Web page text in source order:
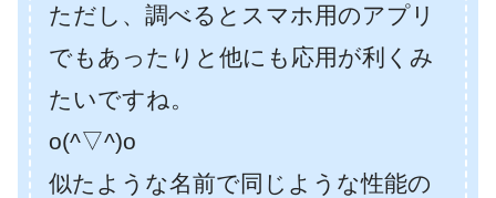
ただし、調べるとスマホ用のアプリ
でもあったりと他にも応用が利くみ
たいですね。
o(^▽^)o
似たような名前で同じような性能の